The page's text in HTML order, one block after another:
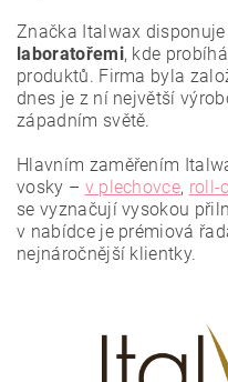
Značka Italwax disponuje
laboratořemi, kde
produktů. Firma byla
dnes je z ní největší
západním světě.
Hlavním zaměřením
vosky – v plechovce, roll-
se vyznačují vysokou
v nabídce je prémiová
nejnáročnější klientky.